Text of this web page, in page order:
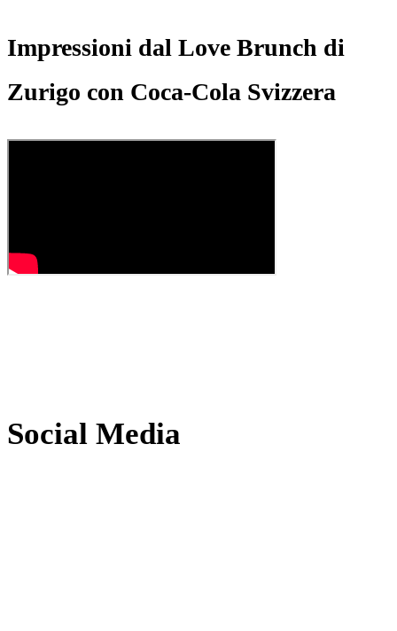
Impressioni dal Love Brunch di
Zurigo con Coca-Cola Svizzera
Social Media